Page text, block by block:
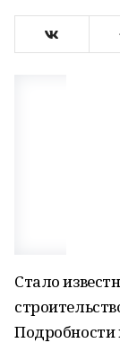
Стало
Подробности